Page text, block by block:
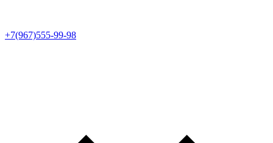
+7(967)555-99-98